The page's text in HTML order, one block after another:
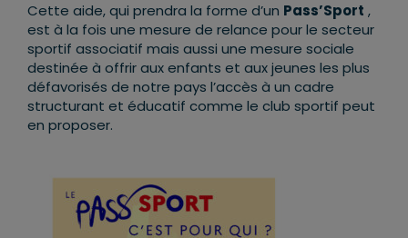
Cette aide, qui prendra la forme d’un Pass’Sport ,
est à la fois une mesure de relance pour le secteur
sportif associatif mais aussi une mesure sociale
destinée à offrir aux enfants et aux jeunes les plus
défavorisés de notre pays l’accès à un cadre
structurant et éducatif comme le club sportif peut
en proposer.